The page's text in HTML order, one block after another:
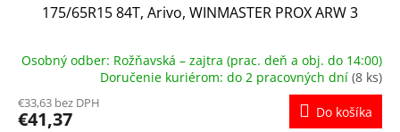
175/65R15 84T, Arivo, WINMASTER PROX ARW 3
Osobný odber: Rožňavská – zajtra (prac. deň a obj. do 14:00)
Doručenie kuriérom: do 2 pracovných dní (8 ks)
€33,63 bez DPH
€41,37 Do košíka